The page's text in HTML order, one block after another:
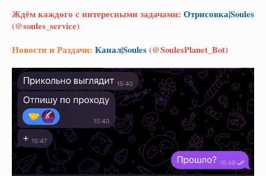
Ждём каждого с интересными задачами: Отрисовка|Soules
(@soules_service)
Новости и Раздачи: Канал|Soules(@SoulesPlanet_Bot)